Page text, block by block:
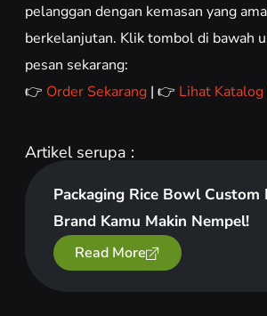
pelanggan dengan kemasan yang
berkelanjutan. Klik tombol di bawah
pesan sekarang:
👉 Order Sekarang| 👉 Lihat Katalog
Artikel serupa :
Packaging Rice Bowl Custom
Brand Kamu Makin Nempel!
Read More